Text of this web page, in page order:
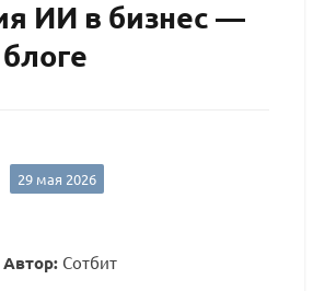
ИИ в бизнес —
29 мая 2026
Автор: Сотбит